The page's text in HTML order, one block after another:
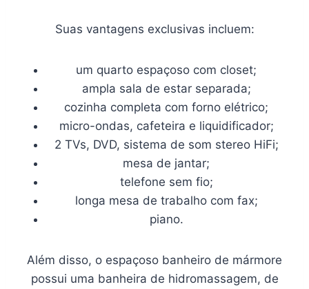
Suas vantagens exclusivas incluem:
um quarto espaçoso com closet;
ampla sala de estar separada;
cozinha completa com forno elétrico;
micro-ondas, cafeteira e liquidificador;
2 TVs, DVD, sistema de som stereo HiFi;
mesa de jantar;
telefone sem fio;
longa mesa de trabalho com fax;
piano.
Além disso, o espaçoso banheiro de mármore
possui uma banheira de hidromassagem, de